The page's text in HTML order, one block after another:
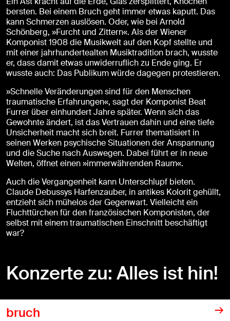
bersten. Bei einem Bruch geht immer etwas kaputt. Das
kann Schmerzen auslösen. Oder, wie bei Arnold
Schönberg, »Furcht und Zittern«. Als der Wiener
Komponist 1908 die Musikwelt auf den Kopf stellte und
mit einer jahrhundertealten Musiktradition brach, wusste
er, dass damit etwas unwiderruflich zu Ende ging. Er
wusste auch: Das Publikum würde dagegen protestieren.
»Schnelle Veränderungen sind für den Menschen
traumatische Erfahrungen«, sagt der Komponist Beat
Furrer über einhundert Jahre später. Wenn sich das
Gewohnte ändert, ist das Vertrauen dahin und eine tiefe
Unsicherheit macht sich breit. Furrer thematisiert in
seinen Werken psychische Situationen der Anspannung
und die Suche nach Auswegen. Dabei führt er in neue
Welten, öffnet einen »immerwährenden Raum«.
Auch die Vergangenheit kann Unterschlupf bieten.
Claude Debussys Harfenzauber, in antikes Kolorit gehüllt,
entzieht sich mühelos der Gegenwart. Vielleicht ein
Fluchttürchen für den französischen Komponisten, der
selbst mit einem traumatischen Einschnitt beschäftigt
war?
Konzerte zu: Alles ist hin!
bruch